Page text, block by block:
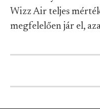
Wizz Air teljes
megfelelően jár el,